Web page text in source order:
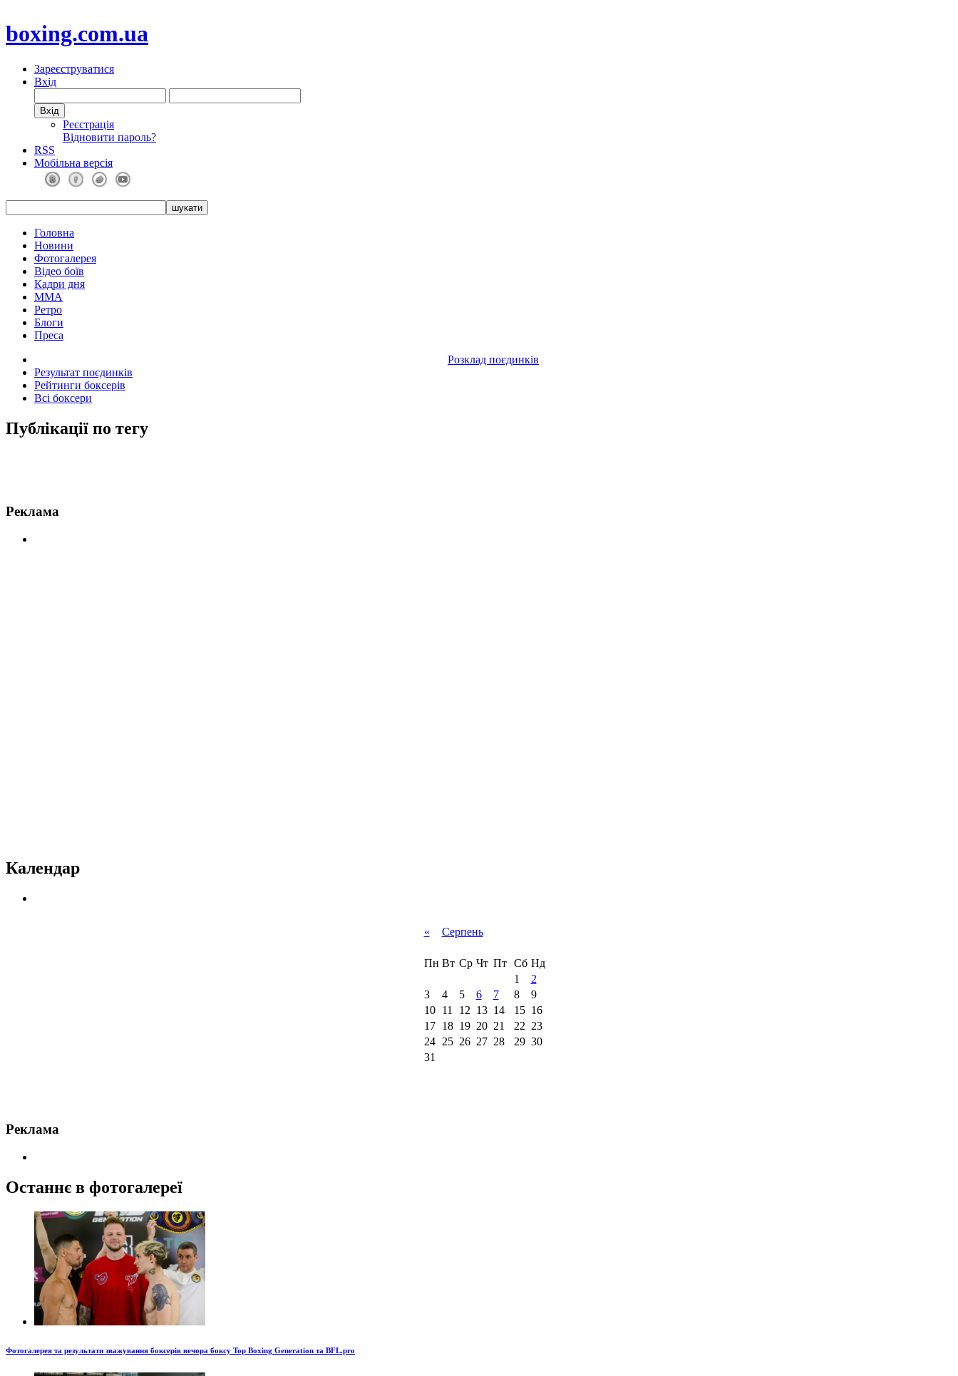
boxing.com.ua
Зареєструватися
Вхід
Реєстрація
Відновити пароль?
RSS
Мобільна версія
Головна
Новини
Фотогалерея
Відео боїв
Кадри дня
ММА
Ретро
Блоги
Преса
Розклад поєдинків
Результат поєдинків
Рейтинги боксерів
Всі боксери
Публікації по тегу
Реклама
Календар
« Серпень
Пн Вт Ср Чт Пт Сб Нд
1
2
3
4 5 6 7 8
9
10
11 12 13 14 15 16
17
18 19 20 21 22 23
24
25 26 27 28 29 30
31
Реклама
Останнє в фотогалереї
Фотогалерея та результати зважування боксерів вечора боксу Top Boxing Generation та BFL.pro